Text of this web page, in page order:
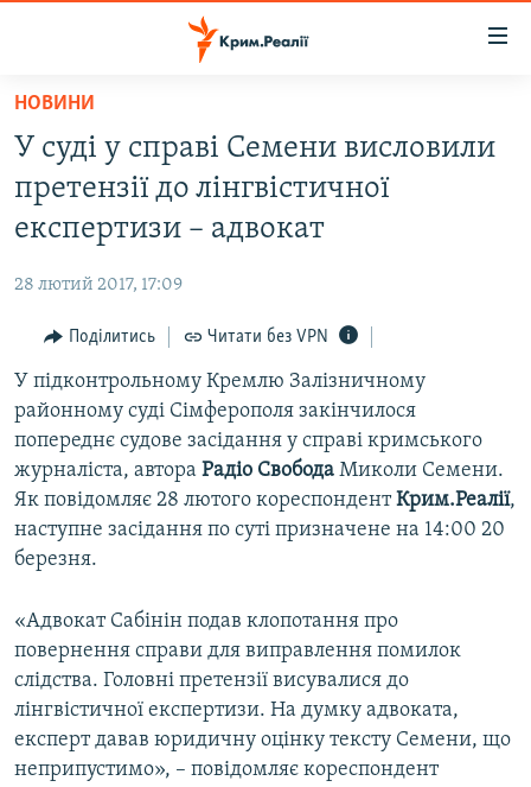
Перейти
основного
матеріалу
Перейти
до
основної
Перейти
пошуку
ВОДА.КРИМ
ВІДЕО ТА ФОТО
БЛОГИ
ПОГЛЯД
ІНТЕРВ'Ю
ВСЕ ЗА ДЕНЬ
СПЕЦПРОЕКТИ
ДЕПОРТАЦІЯ
ВІДЕОУРОКИ «ELIFBE»
ІНФОГРАФІКА
ЯК ОБІЙТИ БЛОКУВАННЯ
Русский
Qırımtatar
ДОЛУЧАЙСЯ!
НОВИНИ
У суді у справі Семени висловили
претензії до лінгвістичної
експертизи – адвокат
28 лютий 2017, 17:09
Поділитись Читати без VPN
У підконтрольному Кремлю Залізничному
районному суді Сімферополя закінчилося
попереднє судове засідання у справі кримського
журналіста, автора Радiо Свобода Миколи Семени.
Як повідомляє 28 лютого кореспондентКрим.Реалії,
наступне засідання по суті призначене на 14:00 20
березня.
«Адвокат Сабінін подав клопотання про
повернення справи для виправлення помилок
слідства. Головні претензії висувалися до
лінгвістичної експертизи. На думку адвоката,
експерт давав юридичну оцінку тексту Семени, що
неприпустимо», – повідомляє кореспондент